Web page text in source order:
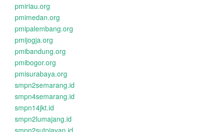
pmiriau.org
pmimedan.org
pmipalembang.org
pmijogja.org
pmibandung.org
pmibogor.org
pmisurabaya.org
smpn2semarang.id
smpn4semarang.id
smpn14jkt.id
smpn2lumajang.id
smpn2sutojayan.id